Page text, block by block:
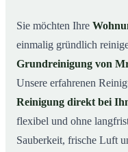
04 So läuft die
05 Wann ist eine
06Grundreinigung in
Jetzt kostenloses
Sie möchten Ihre
einmalig gründlich
Grundreinigung von
Unsere erfahrenen
Reinigung direkt bei
flexibel und ohne
Sauberkeit, frische Luft